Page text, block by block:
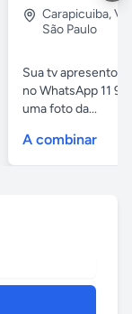
Carapicuiba,
São Paulo
Sua tv apresentou
no WhatsApp 11
uma foto da...
A combinar